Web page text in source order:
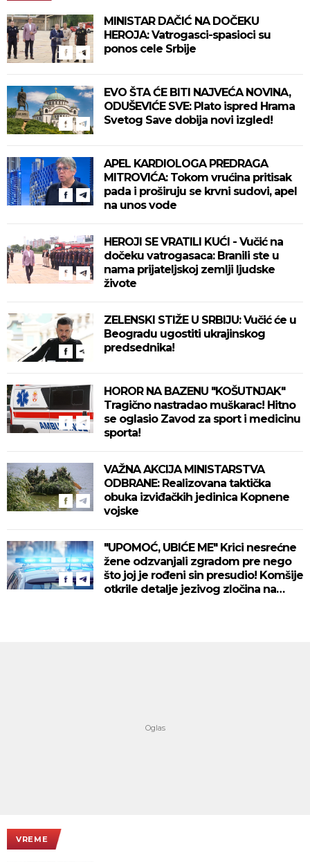
MINISTAR DAČIĆ NA DOČEKU
HEROJA: Vatrogasci-spasioci su
ponos cele Srbije
EVO ŠTA ĆE BITI NAJVEĆA NOVINA,
ODUŠEVIĆE SVE: Plato ispred Hrama
Svetog Save dobija novi izgled!
APEL KARDIOLOGA PREDRAGA
MITROVIĆA: Tokom vrućina pritisak
pada i proširuju se krvni sudovi, apel
na unos vode
HEROJI SE VRATILI KUĆI - Vučić na
dočeku vatrogasaca: Branili ste u
nama prijateljskoj zemlji ljudske
živote
ZELENSKI STIŽE U SRBIJU: Vučić će u
Beogradu ugostiti ukrajinskog
predsednika!
HOROR NA BAZENU "KOŠUTNJAK"
Tragično nastradao muškarac! Hitno
se oglasio Zavod za sport i medicinu
sporta!
VAŽNA AKCIJA MINISTARSTVA
ODBRANE: Realizovana taktička
obuka izviđačkih jedinica Kopnene
vojske
"UPOMOĆ, UBIĆE ME" Krici nesrećne
žene odzvanjali zgradom pre nego
što joj je rođeni sin presudio! Komšije
otkrile detalje jezivog zločina na
VREME